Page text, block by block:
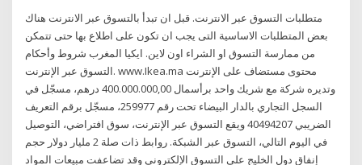
متطلبات التسوق عبر الانترنت. قبل ان تبدأ بالتسوق عبر الانترنت هناك
بعض المتطلبات الاساسية التى يجب ان تكون على اطلاع بها حتى تتمكن
من ممارسة التسوق او الشراء اون لاين. ايكيا المغرب شروط وأحكام
التسوق عبر الإنترنت. www.Ikea.ma محتوى مستضاف على الإنترنت
وتديره شركة مع شريك واحد برأسمال 400.000.000,00 درهم، مسجّل في
السجل التجاري بالدار البيضاء تحت رقم 259977، مسجّل برقم التعريف
الضريبي 40494207 ويقع التسوق عبر الإنترنت، سوق افتراضي، التوصيل
في اليوم التالي، التسوق عبر الشبكة. روابط ذات صلة 2 مليار دولار حجم
إنفاق دول الخليج على التسوق الإلكتروني وقد تضاعفت مبيعات المواد